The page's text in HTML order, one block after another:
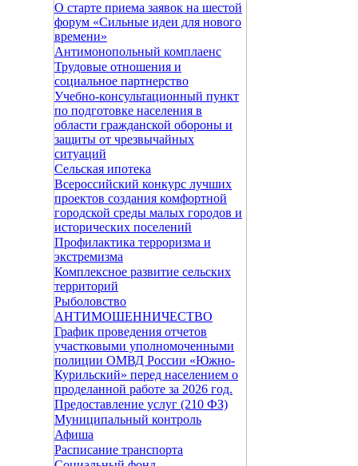
О старте приема заявок на шестой
форум «Сильные идеи для нового
времени»
Антимонопольный комплаенс
Трудовые отношения и
социальное партнерство
Учебно-консультационный пункт
по подготовке населения в
области гражданской обороны и
защиты от чрезвычайных
ситуаций
Сельская ипотека
Всероссийский конкурс лучших
проектов создания комфортной
городской среды малых городов и
исторических поселений
Профилактика терроризма и
экстремизма
Комплексное развитие сельских
территорий
Рыболовство
АНТИМОШЕННИЧЕСТВО
График проведения отчетов
участковыми уполномоченными
полиции ОМВД России «Южно-
Курильский» перед населением о
проделанной работе за 2026 год.
Предоставление услуг (210 ФЗ)
Муниципальный контроль
Афиша
Расписание транспорта